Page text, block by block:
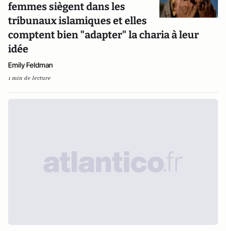
femmes siègent dans les
tribunaux islamiques et elles
comptent bien "adapter" la charia à leur
idée
Emily Feldman
1 min de lecture